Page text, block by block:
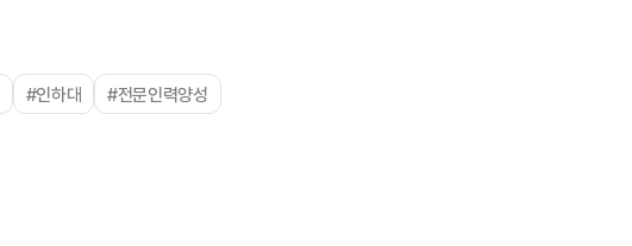
#인하대 #전문인력양성